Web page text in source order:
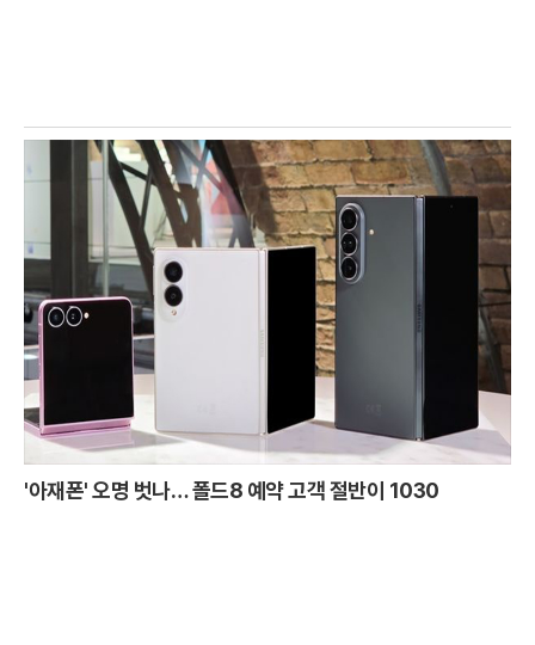
'아재폰' 오명 벗나… 폴드8 예약 고객 절반이 1030